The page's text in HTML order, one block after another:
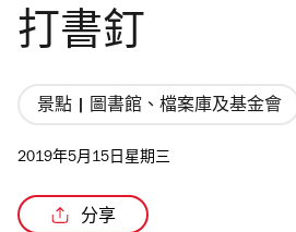
打書釘
景點 | 圖書館、檔案庫及基金會
2019年5月15日星期三
分享